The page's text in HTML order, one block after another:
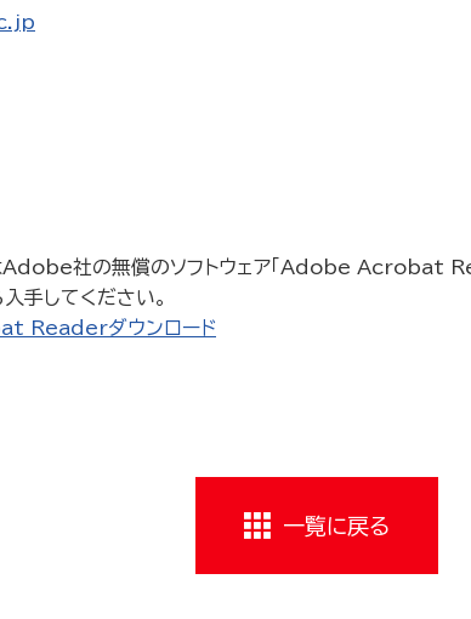
Adobe社の無償のソフトウェア「Adobe Acrobat
手してください。
Readerダウンロード
一覧に戻る